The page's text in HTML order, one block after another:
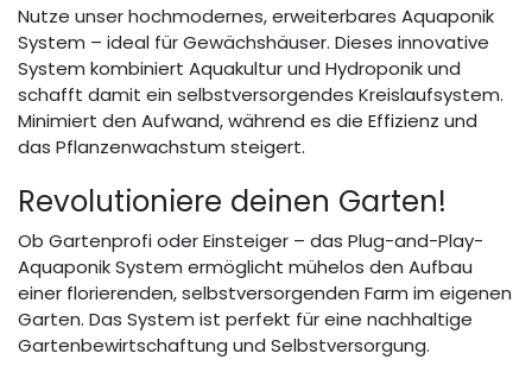
Nutze unser hochmodernes, erweiterbares Aquaponik
System – ideal für Gewächshäuser. Dieses innovative
System kombiniert Aquakultur und Hydroponik und
schafft damit ein selbstversorgendes Kreislaufsystem.
Minimiert den Aufwand, während es die Effizienz und
das Pflanzenwachstum steigert.
Revolutioniere deinen Garten!
Ob Gartenprofi oder Einsteiger – das Plug-and-Play-
Aquaponik System ermöglicht mühelos den Aufbau
einer florierenden, selbstversorgenden Farm im eigenen
Garten. Das System ist perfekt für eine nachhaltige
Gartenbewirtschaftung und Selbstversorgung.